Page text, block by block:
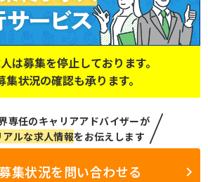
は募集を停止しております。
集状況の確認も承ります。
専任のキャリアアドバイザーが
アルな求人情報をお伝えします
集状況を問い合わせる